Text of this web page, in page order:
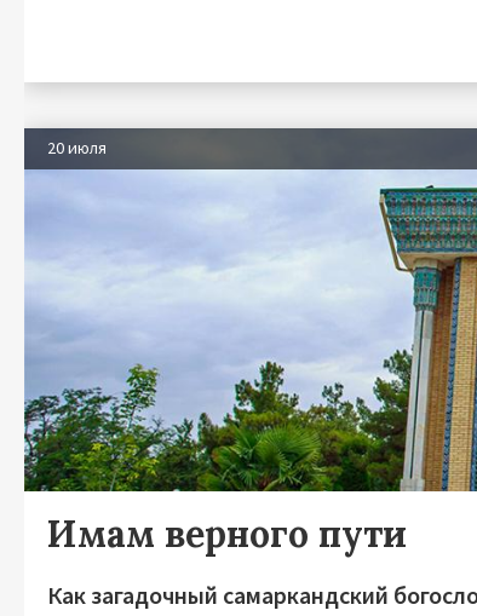
20 июля
Имам верного пути
Как загадочный самаркандский